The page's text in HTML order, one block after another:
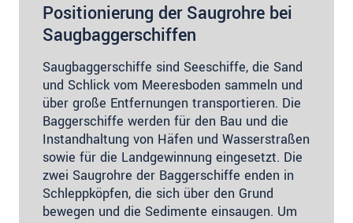
Positionierung der Saugrohre bei
Saugbaggerschiffen
Saugbaggerschiffe sind Seeschiffe, die Sand
und Schlick vom Meeresboden sammeln und
über große Entfernungen transportieren. Die
Baggerschiffe werden für den Bau und die
Instandhaltung von Häfen und Wasserstraßen
sowie für die Landgewinnung eingesetzt. Die
zwei Saugrohre der Baggerschiffe enden in
Schleppköpfen, die sich über den Grund
bewegen und die Sedimente einsaugen. Um